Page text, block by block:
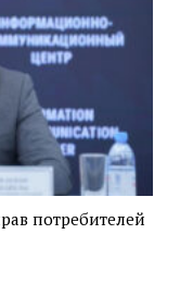
потребителей